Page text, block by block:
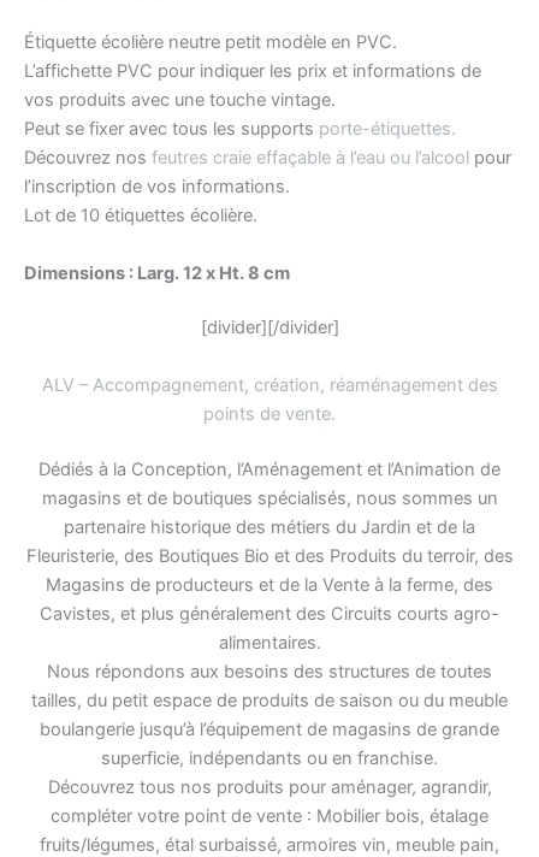
Étiquette écolière neutre petit modèle en PVC.
L’affichette PVC pour indiquer les prix et informations de
vos produits avec une touche vintage.
Peut se fixer avec tous les supports porte-étiquettes.
Découvrez nos feutres craie effaçable à l’eau ou l’alcool pour
l’inscription de vos informations.
Lot de 10 étiquettes écolière.
Dimensions : Larg. 12 x Ht. 8 cm
[divider][/divider]
ALV – Accompagnement, création, réaménagement des
points de vente.
Dédiés à la Conception, l’Aménagement et l’Animation de
magasins et de boutiques spécialisés, nous sommes un
partenaire historique des métiers du Jardin et de la
Fleuristerie, des Boutiques Bio et des Produits du terroir, des
Magasins de producteurs et de la Vente à la ferme, des
Cavistes, et plus généralement des Circuits courts agro-
alimentaires.
Nous répondons aux besoins des structures de toutes
tailles, du petit espace de produits de saison ou du meuble
boulangerie jusqu’à l’équipement de magasins de grande
superficie, indépendants ou en franchise.
Découvrez tous nos produits pour aménager, agrandir,
compléter votre point de vente : Mobilier bois, étalage
fruits/légumes, étal surbaissé, armoires vin, meuble pain,